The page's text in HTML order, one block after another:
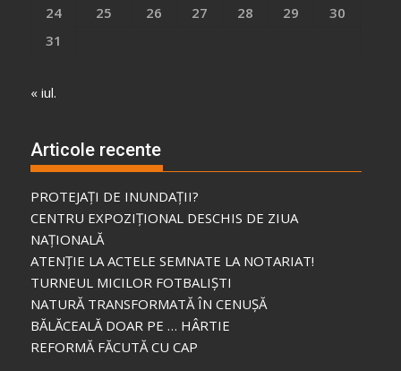
24
25 26 27 28 29
30
31
« iul.
Articole recente
PROTEJAȚI DE INUNDAȚII?
CENTRU EXPOZIȚIONAL DESCHIS DE ZIUA
NAȚIONALĂ
ATENȚIE LA ACTELE SEMNATE LA NOTARIAT!
TURNEUL MICILOR FOTBALIȘTI
NATURĂ TRANSFORMATĂ ÎN CENUȘĂ
BĂLĂCEALĂ DOAR PE … HÂRTIE
REFORMĂ FĂCUTĂ CU CAP